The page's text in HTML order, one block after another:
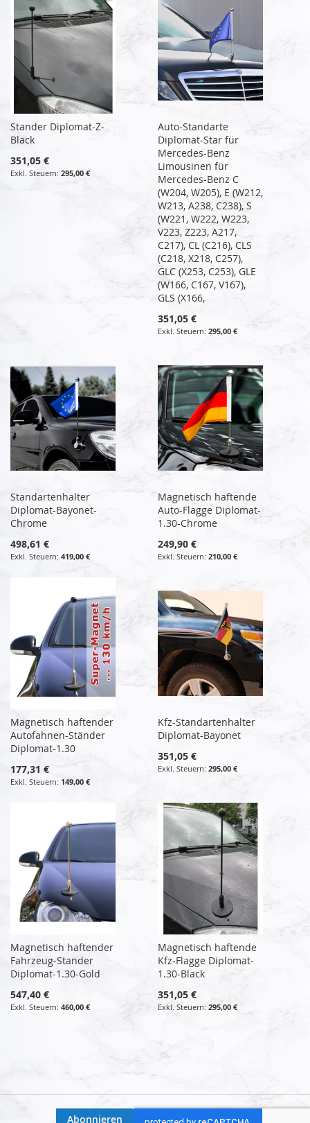
Stander Diplomat-Z-
Black
351,05 €
295,00 €
Auto-Standarte
Diplomat-Star für
Mercedes-Benz
Limousinen für
Mercedes-Benz C
(W204, W205), E (W212,
W213, A238, C238), S
(W221, W222, W223,
V223, Z223, A217,
C217), CL (C216), CLS
(C218, X218, C257),
GLC (X253, C253), GLE
(W166, C167, V167),
GLS (X166,
351,05 €
295,00 €
Standartenhalter
Diplomat-Bayonet-
Chrome
498,61 €
419,00 €
Magnetisch haftende
Auto-Flagge Diplomat-
1.30-Chrome
249,90 €
210,00 €
Magnetisch haftender
Autofahnen-Ständer
Diplomat-1.30
177,31 €
149,00 €
Kfz-Standartenhalter
Diplomat-Bayonet
351,05 €
295,00 €
Magnetisch haftender
Fahrzeug-Stander
Diplomat-1.30-Gold
547,40 €
460,00 €
Magnetisch haftende
Kfz-Flagge Diplomat-
1.30-Black
351,05 €
295,00 €
Abonnieren